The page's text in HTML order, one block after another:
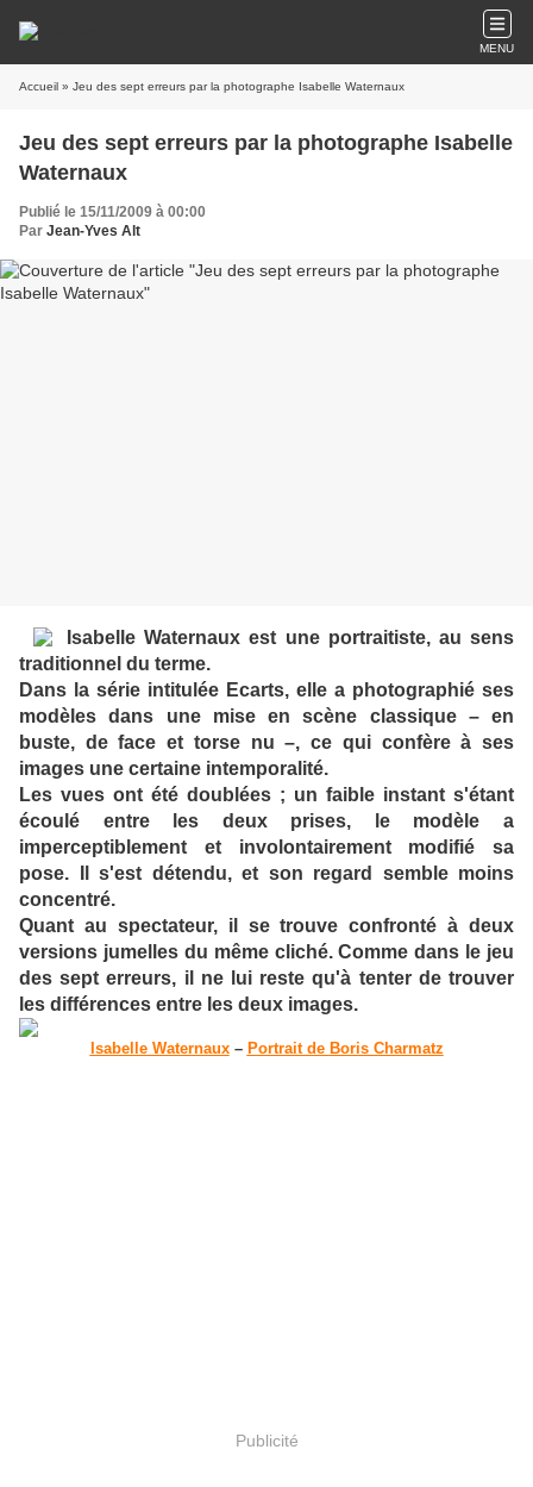
MENU
Accueil » Jeu des sept erreurs par la photographe Isabelle Waternaux
Jeu des sept erreurs par la photographe Isabelle
Waternaux
Publié le 15/11/2009 à 00:00
Par Jean-Yves Alt
Isabelle Waternaux est une portraitiste, au sens
traditionnel du terme.
Dans la série intitulée Ecarts, elle a photographié ses
modèles dans une mise en scène classique – en
buste, de face et torse nu –, ce qui confère à ses
images une certaine intemporalité.
Les vues ont été doublées ; un faible instant s'étant
écoulé entre les deux prises, le modèle a
imperceptiblement et involontairement modifié sa
pose. Il s'est détendu, et son regard semble moins
concentré.
Quant au spectateur, il se trouve confronté à deux
versions jumelles du même cliché. Comme dans le jeu
des sept erreurs, il ne lui reste qu'à tenter de trouver
les différences entre les deux images.
Isabelle Waternaux– Portrait de Boris Charmatz
Publicité